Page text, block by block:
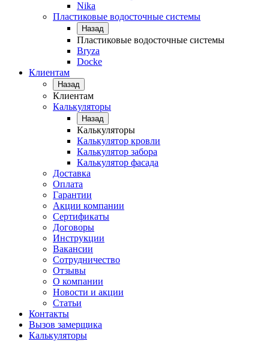
Nika
Пластиковые водосточные системы
Назад
Пластиковые водосточные системы
Bryza
Docke
Клиентам
Назад
Клиентам
Калькуляторы
Назад
Калькуляторы
Калькулятор кровли
Калькулятор забора
Калькулятор фасада
Доставка
Оплата
Гарантии
Акции компании
Сертификаты
Договоры
Инструкции
Вакансии
Сотрудничество
Отзывы
О компании
Новости и акции
Статьи
Контакты
Вызов замерщика
Калькуляторы